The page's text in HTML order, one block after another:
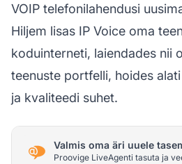
VOIP telefonilahendusi
Hiljem lisas IP Voice oma
koduinterneti, laiendades nii
teenuste portfelli, hoides
ja kvaliteedi suhet.
Valmis oma äri uuele
Proovige LiveAgenti tasuta ja